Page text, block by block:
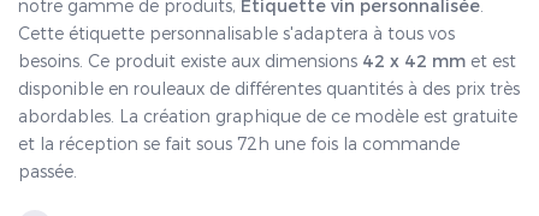
notre gamme de produits, Étiquette vin personnalisée
Cette étiquette personnalisable s'adaptera à tous vos
besoins. Ce produit existe aux dimensions 42 x 42 mm et est
disponible en rouleaux de différentes quantités à des prix très
abordables. La création graphique de ce modèle est gratuite
et la réception se fait sous 72h une fois la commande
passée.